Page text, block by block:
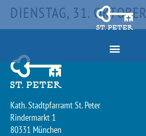
DIENSTAG, 31. OKTOBER
Kath. Stadtpfarramt St. Peter
Rindermarkt 1
80331 München